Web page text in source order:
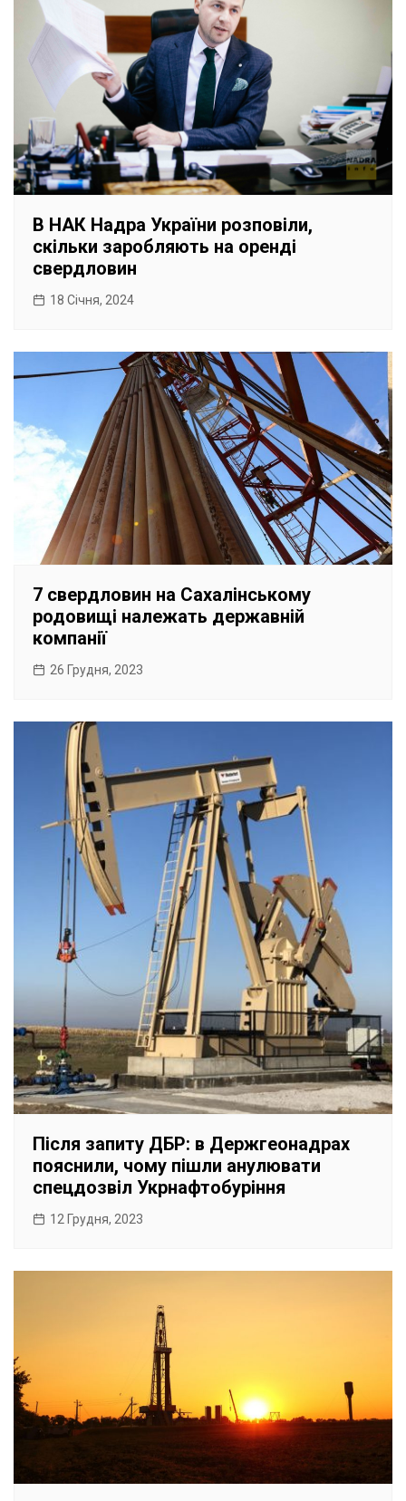
В НАК Надра України розповіли,
скільки заробляють на оренді
свердловин
18 Січня, 2024
7 свердловин на Сахалінському
родовищі належать державній
компанії
26 Грудня, 2023
Після запиту ДБР: в Держгеонадрах
пояснили, чому пішли анулювати
спецдозвіл Укрнафтобуріння
12 Грудня, 2023